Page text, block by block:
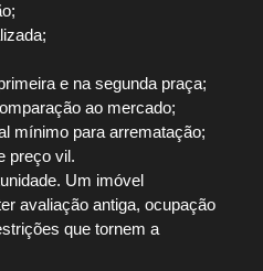
e na segunda praça;
ao mercado;
mínimo para arrematação;
preço vil.
Um imóvel
avaliação antiga, ocupação
que tornem a